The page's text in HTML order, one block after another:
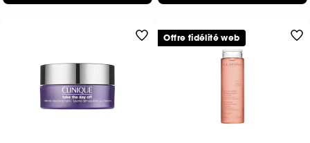
Offre fidélité web